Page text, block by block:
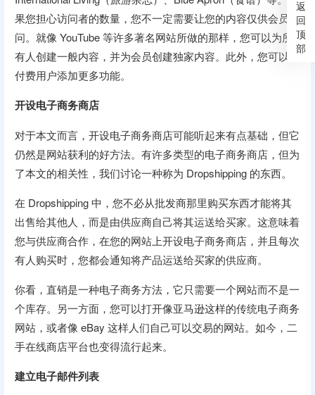
果您担心访问者的数量，您不一定需要让您的内容仅供会员访
问。就像 YouTube 等许多著名网站所做的那样，您可以为所
有人创建一般内容，并为会员创建独家内容。此外，您可以为
付费用户添加更多功能。
开设电子商务商店
对于本文而言，开设电子商务商店可能听起来有点基础，但它
仍然是网站获利的好方法。有许多类型的电子商务商店，但为
了本文的相关性，我们讨论一种称为 Dropshipping 的东西。
在 Dropshipping 中，您不必从批发商那里购买东西才能将其
出售给其他人，而是由供应商自己将其运送给买家。这意味着
您与供应商合作，在您的网站上开设电子商务商店，并且每次
有人购买时，您都会通知将产品运送给买家的供应商。
你看，直销是一种电子商务方法，它只需要一个网站而不是一
个库存。另一方面，您可以打开像亚马逊这样的传统电子商务
网站，或者像 eBay 这样人们自己可以交易的网站。如今，二
手在线商店平台也变得流行起来。
建立电子邮件列表
返
回
顶
部